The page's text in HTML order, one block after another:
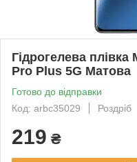
Гідрогелева
Pro Plus 5G Матова
Готово до відправки
Код: arbc35029
Роздріб
219 ₴